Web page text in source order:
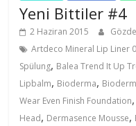
Yeni Bittiler #4
2 Haziran 2015 Gözde
Artdeco Mineral Lip Liner
Spülung, Balea Trend It Up
Lipbalm, Bioderma,
Wear Even Finish Foundation,
Head, Dermasence Mousse,